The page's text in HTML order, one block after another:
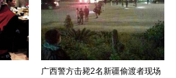
广西警方击毙2名新疆偷渡者现场